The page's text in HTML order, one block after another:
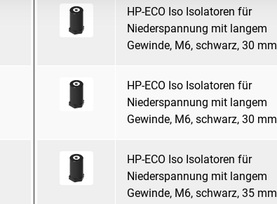
HP-ECO Iso Isolatoren für
Niederspannung mit langem
Gewinde, M6, schwarz, 30 mm
HP-ECO Iso Isolatoren für
Niederspannung mit langem
Gewinde, M6, schwarz, 30 mm
HP-ECO Iso Isolatoren für
Niederspannung mit langem
Gewinde, M6, schwarz, 35 mm